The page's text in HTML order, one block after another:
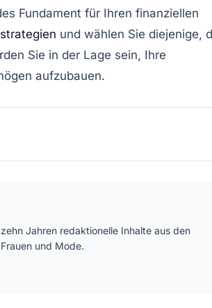
Fundament für Ihren finanziellen
und wählen Sie diejenige,
Sie in der Lage sein, Ihre
aufzubauen.
Jahren redaktionelle Inhalte aus den
und Mode.